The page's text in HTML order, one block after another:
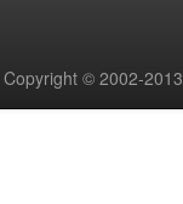
Copyright © 2002-2013